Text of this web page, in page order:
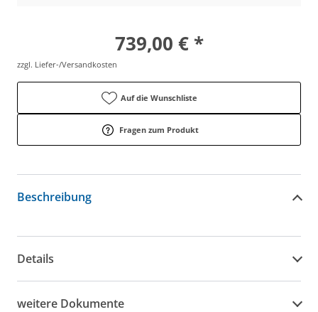
739,00 € *
zzgl. Liefer-/Versandkosten
Auf die Wunschliste
Fragen zum Produkt
Beschreibung
Details
weitere Dokumente